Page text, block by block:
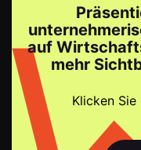
auf
mehr
Klicken